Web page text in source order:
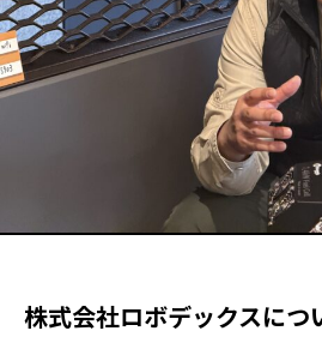
株式会社ロボデックスにつ